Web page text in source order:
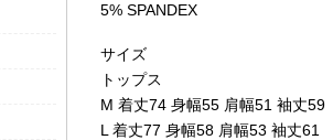
5% SPANDEX
サイズ
トップス
M 着丈74 身幅55 肩幅51 袖丈59
L 着丈77 身幅58 肩幅53 袖丈61